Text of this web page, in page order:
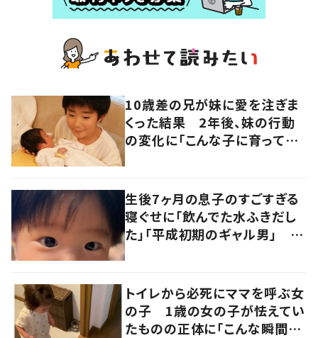
10歳差の兄が妹に愛を注ぎま
くった結果 2年後、妹の行動
の変化に「こんな子に育ってほ
生後7ヶ月の息子のすごすぎる
寝ぐせに「飲んでた水ふきだし
た」「平成初期のギャル男」 実
トイレから必死にママを呼ぶ女
の子 1歳の女の子が怯えてい
たものの正体に「こんな瞬間